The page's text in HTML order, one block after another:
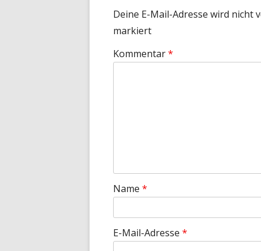
Deine E-Mail-Adresse wird nicht
markiert
Kommentar*
Name *
E-Mail-Adresse *